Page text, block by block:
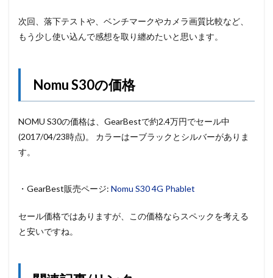
次回、落下テストや、ベンチマークやカメラ画質比較など、
もう少し使い込んで感想を取り纏めたいと思います。
Nomu S30の価格
NOMU S30の価格は、GearBestで約2.4万円でセール中
(2017/04/23時点)。 カラーはーブラックとシルバーがありま
す。
・GearBest販売ページ: Nomu S30 4G Phablet
セール価格ではありますが、この価格ならスペックを考える
と安いですね。